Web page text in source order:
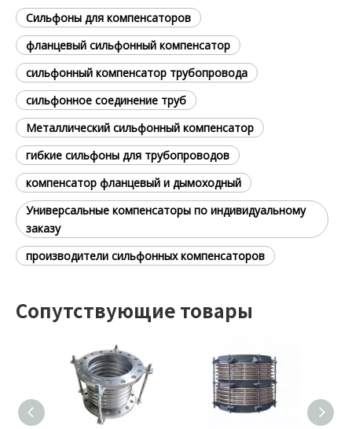
Сильфоны для компенсаторов
фланцевый сильфонный компенсатор
сильфонный компенсатор трубопровода
сильфонное соединение труб
Металлический сильфонный компенсатор
гибкие сильфоны для трубопроводов
компенсатор фланцевый и дымоходный
Универсальные компенсаторы по индивидуальному
заказу
производители сильфонных компенсаторов
Сопутствующие товары